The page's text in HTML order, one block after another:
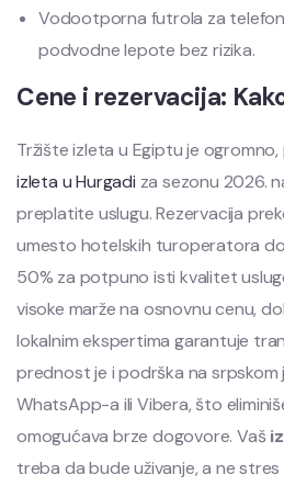
Vodootporna futrola za
podvodne lepote bez rizika.
Cene i rezervacija:
Tržište izleta u Egiptu je
izleta u Hurgadi za sezonu 2026.
preplatite uslugu. Rezervacija
umesto hotelskih turoperatora
50% za potpuno isti kvalitet
visoke marže na osnovnu cenu,
lokalnim ekspertima garantuje
prednost je i podrška na srpskom
WhatsApp-a ili Vibera, što
omogućava brze dogovore. Vaš
treba da bude uživanje, a ne